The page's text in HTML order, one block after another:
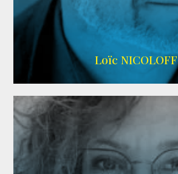
Wikipedia
Loïc NICOLOFF